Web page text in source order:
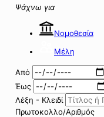
Ψάχνω για
Νομοθεσία
Μέλη
Από
Έως
Λέξη - Κλειδί
Πρωτοκολλο/Αριθμός